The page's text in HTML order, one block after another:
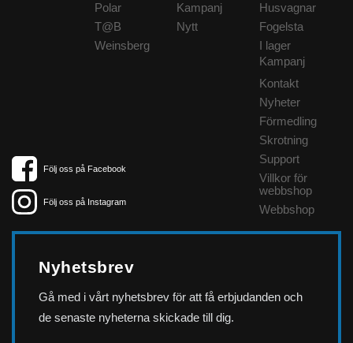
Polar
T@B
Weinsberg
Kampanj
Nytt
Husvagnar
Fogelsta
I lager
Kampanj
Kontakt
Nyheter
Förmedling
Skrotning
Support
Villkor för
webbshop
Webbshop
Följ oss på Facebook
Följ oss på Instagram
Nyhetsbrev
Gå med i vårt nyhetsbrev för att få erbjudanden och
de senaste nyheterna skickade till dig.